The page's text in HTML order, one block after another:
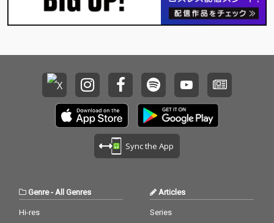
Sync the App
Genre- All Genres
Hi-res
Articles
Series